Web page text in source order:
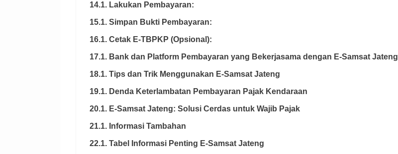
14.1. Lakukan Pembayaran:
15.1. Simpan Bukti Pembayaran:
16.1. Cetak E-TBPKP (Opsional):
17.1. Bank dan Platform Pembayaran yang Bekerjasama dengan E-Samsat Jateng
18.1. Tips dan Trik Menggunakan E-Samsat Jateng
19.1. Denda Keterlambatan Pembayaran Pajak Kendaraan
20.1. E-Samsat Jateng: Solusi Cerdas untuk Wajib Pajak
21.1. Informasi Tambahan
22.1. Tabel Informasi Penting E-Samsat Jateng